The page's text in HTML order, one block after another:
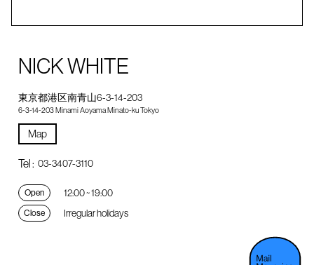
NICK WHITE
東京都港区南青山6-3-14-203
6-3-14-203 Minami Aoyama Minato-ku Tokyo
Map
Tel : 03-3407-3110
Open 12:00 ~ 19:00
Close Irregular holidays